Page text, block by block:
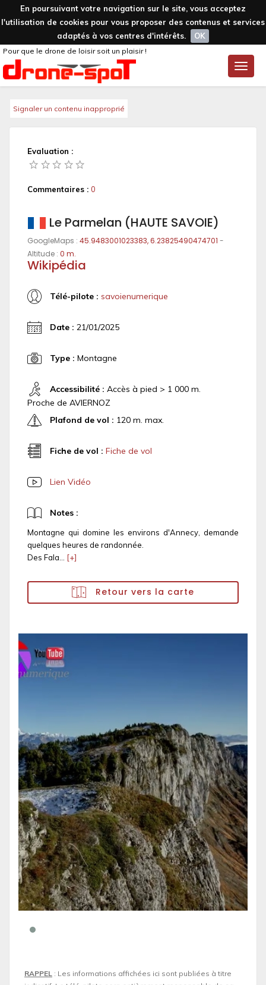
En poursuivant votre navigation sur le site, vous acceptez
l'utilisation de cookies pour vous proposer des contenus et services
adaptés à vos centres d'intérêts.
OK
Toggle
Pour que le drone de loisir soit un plaisir !
Signaler un contenu inapproprié
Evaluation :
Commentaires : 0
Le Parmelan (HAUTE SAVOIE)
GoogleMaps : 45.9483001023383, 6.23825490474701 -
Altitude : 0 m.
Wikipédia
Télé-pilote : savoienumerique
Date : 21/01/2025
Type : Montagne
Accessibilité : Accès à pied > 1 000 m.
Proche de AVIERNOZ
Plafond de vol : 120 m. max.
Fiche de vol : Fiche de vol
Lien Vidéo
Notes :
Montagne qui domine les environs d'Annecy, demande
quelques heures de randonnée.
Des Fala... [+]
Retour vers la carte
RAPPEL : Les informations affichées ici sont publiées à titre